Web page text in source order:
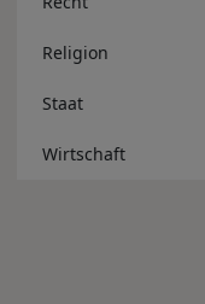
Religion
Staat
Wirtschaft